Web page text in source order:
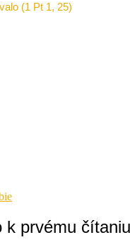
(1 Pt 1, 25)
prvému